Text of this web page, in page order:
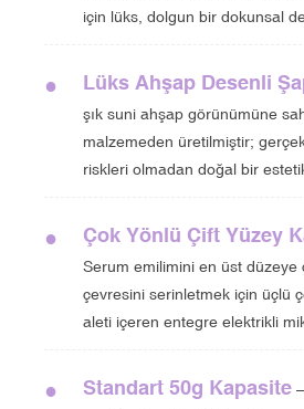
için lüks, dolgun bir dokunsal
● Lüks Ahşap Desenli
şık suni ahşap görünümüne
malzemeden üretilmiştir;
riskleri olmadan doğal bir
● Çok Yönlü Çift Yüzey
Serum emilimini en üst düzeye
çevresini serinletmek için üçlü
aleti içeren entegre elektrikli
● Standart 50g Kapasite